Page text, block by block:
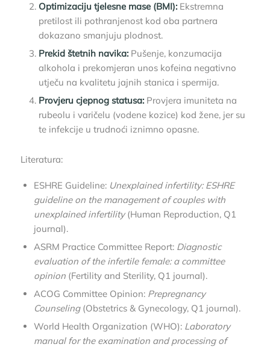
Optimizaciju tjelesne mase (BMI):Ekstremna
pretilost ili pothranjenost kod oba partnera
dokazano smanjuju plodnost.
Prekid štetnih navika:Pušenje, konzumacija
alkohola i prekomjeran unos kofeina negativno
utječu na kvalitetu jajnih stanica i spermija.
Provjeru cjepnog statusa:Provjera imuniteta na
rubeolu i varičelu (vodene kozice) kod žene, jer su
te infekcije u trudnoći iznimno opasne.
Literatura:
ESHRE Guideline: Unexplained infertility: ESHRE
guideline on the management of couples with
unexplained infertility(Human Reproduction, Q1
journal).
ASRM Practice Committee Report: Diagnostic
evaluation of the infertile female: a committee
opinion(Fertility and Sterility, Q1 journal).
ACOG Committee Opinion: Prepregnancy
Counseling(Obstetrics & Gynecology, Q1 journal).
World Health Organization (WHO): Laboratory
manual for the examination and processing of